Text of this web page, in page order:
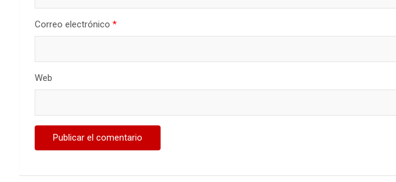
Correo electrónico *
Web